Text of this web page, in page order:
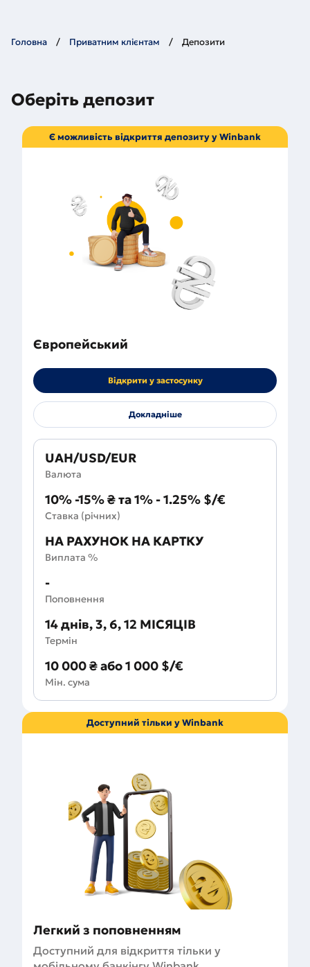
Головна Приватним клієнтам Депозити
Оберіть депозит
Є можливість відкриття депозиту у Winbank
Європейський
UAH/USD/EUR
Валюта
10% -15% ₴ та 1% - 1.25% $/€
Ставка (річних)
НА РАХУНОК НА КАРТКУ
Виплата %
-
Поповнення
14 днів, 3, 6, 12 МICЯЦІВ
Термін
10 000 ₴ або 1 000 $/€
Мін. сума
Відкрити у застосунку
Докладніше
Доступний тільки у Winbank
Легкий з поповненням
Доступний для відкриття тільки у